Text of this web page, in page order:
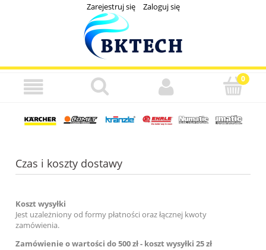
Zarejestruj się Zaloguj się
Czas i koszty dostawy
Koszt wysyłki
Jest uzależniony od formy płatności oraz łącznej kwoty
zamówienia.
Zamówienie o wartości do 500 zł - koszt wysyłki 25 zł